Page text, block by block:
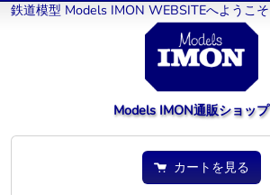
鉄道模型 Models IMON WEBSITEへようこそ
Models IMON通販ショップ
カートを見る